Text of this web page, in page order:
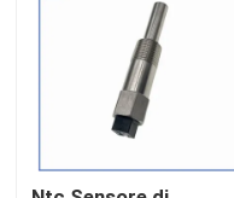
Visita alla fabbrica
Controllo della qualità
Contattaci